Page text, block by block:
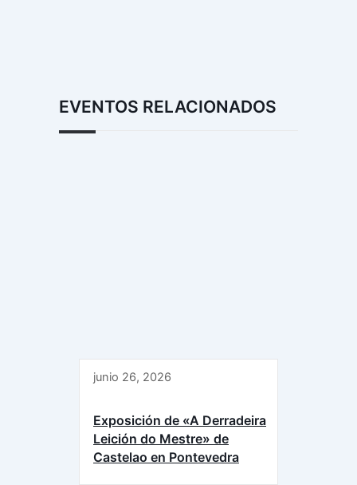
EVENTOS RELACIONADOS
junio 26, 2026
Exposición de «A Derradeira
Leición do Mestre» de
Castelao en Pontevedra